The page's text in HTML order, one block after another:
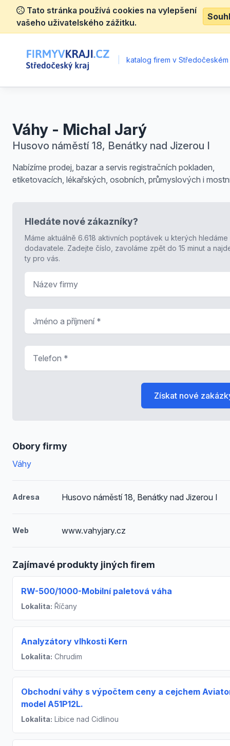
Tato stránka používá cookies na vylepšení
vašeho uživatelského zážitku.
katalog firem v Středočeském
Váhy - Michal Jarý
Husovo náměstí 18, Benátky nad Jizerou I
Nabízíme prodej, bazar a servis registračních pokladen,
etiketovacích, lékařských, osobních, průmyslových i
Obory firmy
Váhy
Adresa Husovo náměstí 18, Benátky nad Jizerou I
Web www.vahyjary.cz
Zajímavé produkty jiných firem
RW-500/1000-Mobilní paletová váha
Lokalita: Říčany
Analyzátory vlhkosti Kern
Lokalita: Chrudim
Obchodní váhy s výpočtem ceny a cejchem
model A51P12L.
Lokalita: Libice nad Cidlinou
Hledáte nové zákazníky?
Máme aktuálně 6.618 aktivních poptávek u kterých hledáme
dodavatele. Zadejte číslo, zavoláme zpět do 15 minut a
ty pro vás.
Získat nové